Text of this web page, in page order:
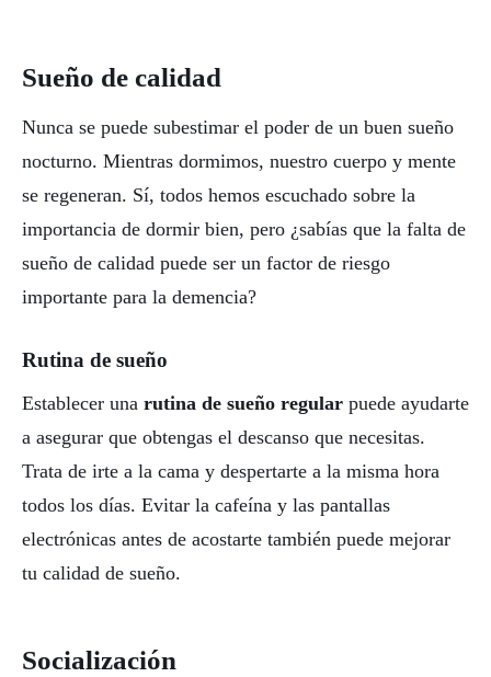
Sueño de calidad
Nunca se puede subestimar el poder de un buen sueño
nocturno. Mientras dormimos, nuestro cuerpo y mente
se regeneran. Sí, todos hemos escuchado sobre la
importancia de dormir bien, pero ¿sabías que la falta de
sueño de calidad puede ser un factor de riesgo
importante para la demencia?
Rutina de sueño
Establecer una rutina de sueño regular puede ayudarte
a asegurar que obtengas el descanso que necesitas.
Trata de irte a la cama y despertarte a la misma hora
todos los días. Evitar la cafeína y las pantallas
electrónicas antes de acostarte también puede mejorar
tu calidad de sueño.
Socialización